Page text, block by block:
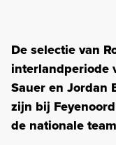
De selectie van
interlandperiode
Sauer en Jordan
zijn bij
de nationale